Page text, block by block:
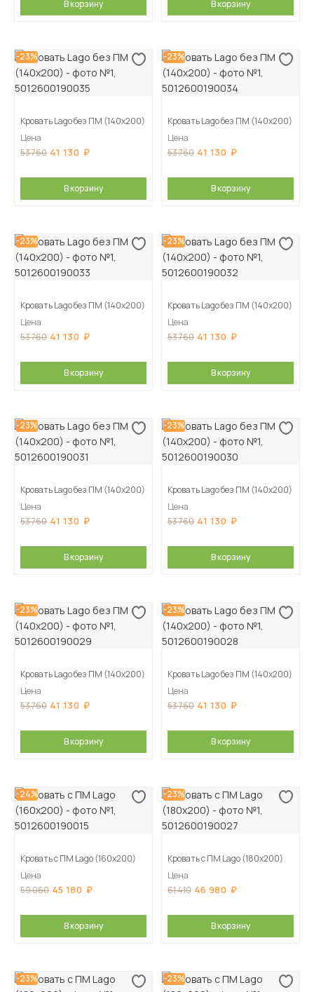
В корзину В корзину
-23%
Кровать Lago без ПМ (140х200)
Цена
53 760 41 130
В корзину
-23%
Кровать Lago без ПМ (140х200)
Цена
53 760 41 130
В корзину
-23%
Кровать Lago без ПМ (140х200)
Цена
53 760 41 130
В корзину
-23%
Кровать Lago без ПМ (140х200)
Цена
53 760 41 130
В корзину
-23%
Кровать Lago без ПМ (140х200)
Цена
53 760 41 130
В корзину
-23%
Кровать Lago без ПМ (140х200)
Цена
53 760 41 130
В корзину
-23%
Кровать Lago без ПМ (140х200)
Цена
53 760 41 130
В корзину
-23%
Кровать Lago без ПМ (140х200)
Цена
53 760 41 130
В корзину
-24%
Кровать с ПМ Lago (160х200)
Цена
59 060 45 180
В корзину
-23%
Кровать с ПМ Lago (180х200)
Цена
61 410 46 980
В корзину
-23% -23%